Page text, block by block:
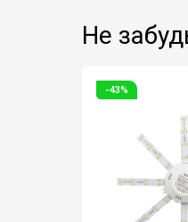
Не
-43%